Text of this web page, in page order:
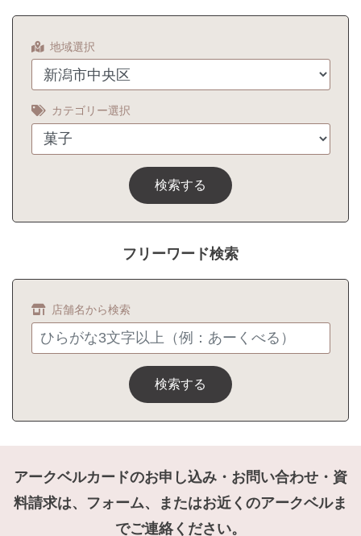
地域選択
カテゴリー選択
検索する
フリーワード検索
店舗名から検索
検索する
アークベルカードのお申し込み・お問い合わせ・資
料請求は、フォーム、またはお近くのアークベルま
でご連絡ください。